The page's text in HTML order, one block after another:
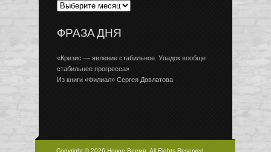
ФРАЗА ДНЯ
«Кризис — явление стабильное. Упадок вообще
стабильнее прогресса»
Из книги «Филиал» Сергея Довлатова
Copyright © 2026 Новое Время, All Rights Reserved.